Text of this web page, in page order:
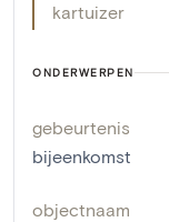
kartuizer
ONDERWERPEN
gebeurtenis
bijeenkomst
objectnaam